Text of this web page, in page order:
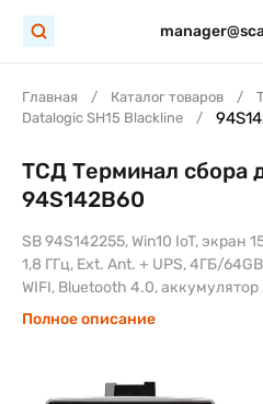
Главная Каталог товаров
Datalogic SH15 Blackline
ТСД Терминал сбора
94S142B60
SB 94S142255, Win10 IoT, экран
1,8 ГГц, Ext. Ant. + UPS, 4ГБ/
WIFI, Bluetooth 4.0,
Полное описание